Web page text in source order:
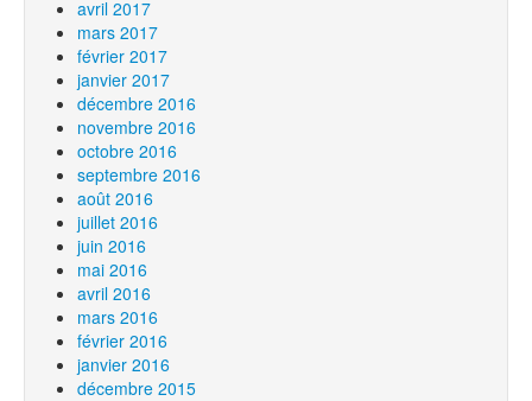
avril 2017
mars 2017
février 2017
janvier 2017
décembre 2016
novembre 2016
octobre 2016
septembre 2016
août 2016
juillet 2016
juin 2016
mai 2016
avril 2016
mars 2016
février 2016
janvier 2016
décembre 2015